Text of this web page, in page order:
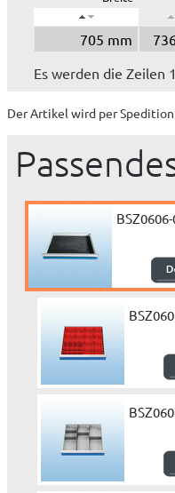
705 mm
Es werden die Zeilen
Der Artikel wird per Spedition
BSZ0606-